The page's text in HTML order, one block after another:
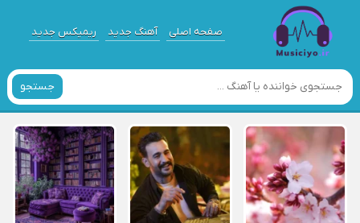
صفحه اصلی آهنگ جدید ریمیکس جدید
جستجو